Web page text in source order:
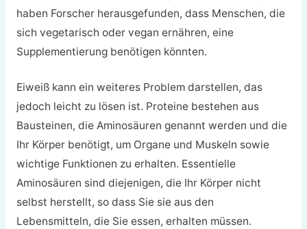
haben Forscher herausgefunden, dass Menschen, die
sich vegetarisch oder vegan ernähren, eine
Supplementierung benötigen könnten.
Eiweiß kann ein weiteres Problem darstellen, das
jedoch leicht zu lösen ist. Proteine bestehen aus
Bausteinen, die Aminosäuren genannt werden und die
Ihr Körper benötigt, um Organe und Muskeln sowie
wichtige Funktionen zu erhalten. Essentielle
Aminosäuren sind diejenigen, die Ihr Körper nicht
selbst herstellt, so dass Sie sie aus den
Lebensmitteln, die Sie essen, erhalten müssen.